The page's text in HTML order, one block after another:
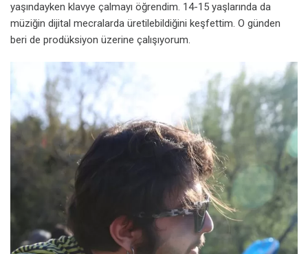
yaşındayken klavye çalmayı öğrendim. 14-15 yaşlarında da
müziğin dijital mecralarda üretilebildiğini keşfettim. O günden
beri de prodüksiyon üzerine çalışıyorum.